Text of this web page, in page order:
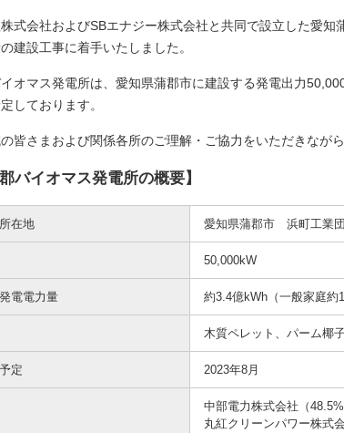
式会社およびSBエナジー株式会社と共同で設立した愛
建設工事に着手いたしました。
オマス発電所は、愛知県蒲郡市に建設する発電出力
しております。
皆さまおよび関係各所のご理解・ご協力をいただきなが
郡バイオマス発電所の概要】
在地 愛知県蒲郡市 浜町工業
50,000kW
電電力量 約3.4億kWh（一般家庭約
木質ペレット、パーム椰
定 2023年8月
中部電力株式会社（48.5%
丸紅クリーンパワー株式